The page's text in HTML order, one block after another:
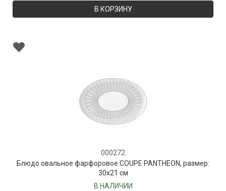
В КОРЗИНУ
000272
Блюдо овальное фарфоровое COUPE PANTHEON, размер:
30х21 см
В НАЛИЧИИ